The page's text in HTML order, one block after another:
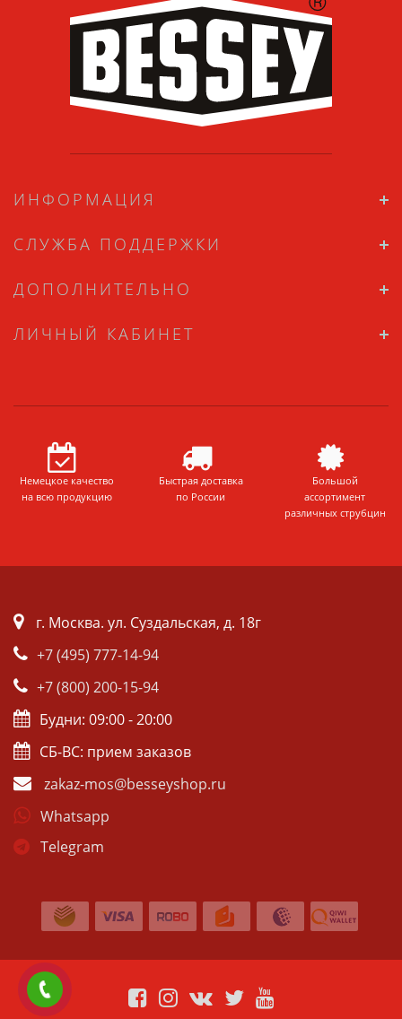
ИНФОРМАЦИЯ
СЛУЖБА ПОДДЕРЖКИ
ДОПОЛНИТЕЛЬНО
ЛИЧНЫЙ КАБИНЕТ
Немецкое качество
на всю продукцию
Быстрая доставка
по России
Большой
ассортимент
различных струбцин
г. Москва. ул. Суздальская, д. 18г
+7 (495) 777-14-94
+7 (800) 200-15-94
Будни: 09:00 - 20:00
СБ-ВС: прием заказов
zakaz-mos@besseyshop.ru
Whatsapp
Telegram